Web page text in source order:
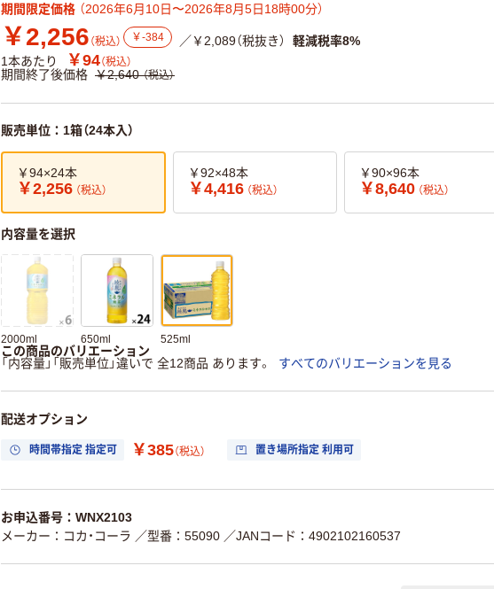
期間限定価格 （2026年6月10日〜2026年8月5日18時00分）
￥2,256 （税込） ￥-384 ／￥2,089（税抜き）
軽減税率8%
1本あたり
￥94（税込）
期間終了後価格 ￥2,640 （税込）
販売単位：1箱（24本入）
￥94×24本
￥2,256 （税込）
￥92×48本
￥4,416 （税込）
￥90×96本
￥8,640 （税込）
内容量を選択
2000ml 650ml 525ml
この商品のバリエーション
「内容量」「販売単位」違いで 全12商品 あります。
すべてのバリエーションを見る
配送オプション
時間帯指定 指定可 ￥385（税込） 置き場所指定 利用可
お申込番号：WNX2103
メーカー：コカ・コーラ ／型番：55090 ／JANコード：4902102160537